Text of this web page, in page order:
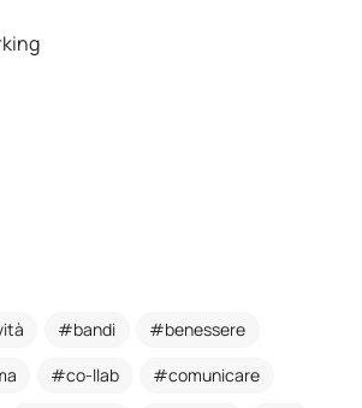
bandi
benessere
co-llab
comunicare